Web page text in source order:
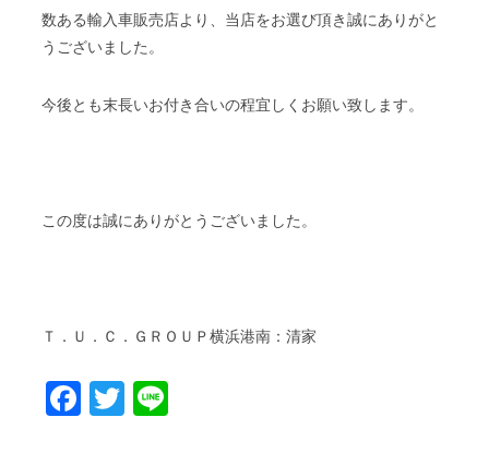
数ある輸入車販売店より、当店をお選び頂き誠にありがと
うございました。
今後とも末長いお付き合いの程宜しくお願い致します。
この度は誠にありがとうございました。
Ｔ．Ｕ．Ｃ．ＧＲＯＵＰ横浜港南：清家
Facebook
Twitter